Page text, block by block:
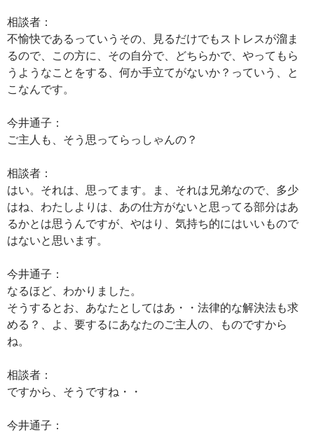
相談者：
不愉快であるっていうその、見るだけでもストレスが溜ま
るので、この方に、その自分で、どちらかで、やってもら
うようなことをする、何か手立てがないか？っていう、と
こなんです。
今井通子：
ご主人も、そう思ってらっしゃんの？
相談者：
はい。それは、思ってます。ま、それは兄弟なので、多少
はね、わたしよりは、あの仕方がないと思ってる部分はあ
るかとは思うんですが、やはり、気持ち的にはいいもので
はないと思います。
今井通子：
なるほど、わかりました。
そうするとお、あなたとしてはあ・・法律的な解決法も求
める？、よ、要するにあなたのご主人の、ものですから
ね。
相談者：
ですから、そうですね・・
今井通子：